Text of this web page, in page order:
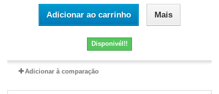
Adicionar ao carrinho Mais
Disponivél!!
Adicionar à comparação